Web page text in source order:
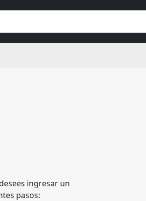
ingresar un
pasos: